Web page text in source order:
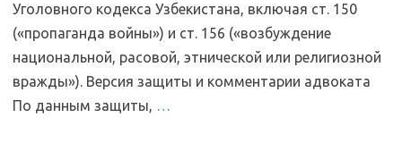
Уголовного кодекса Узбекистана, включая ст. 150
(«пропаганда войны») и ст. 156 («возбуждение
национальной, расовой, этнической или религиозной
вражды»). Версия защиты и комментарии адвоката
По данным защиты, …